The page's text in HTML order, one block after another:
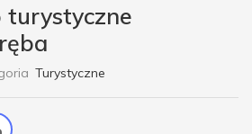
turystyczne
Turystyczne